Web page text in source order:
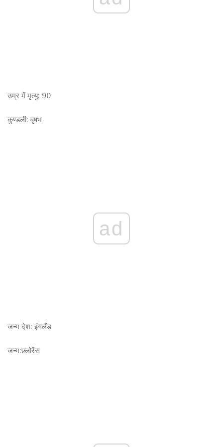
उम्र में मृत्यु: 90
कुण्डली: वृषभ
ad
जन्म देश: इंगलैंड
जन्म:फ़्लोरेंस